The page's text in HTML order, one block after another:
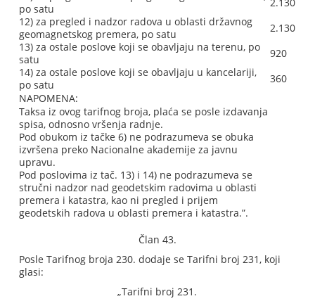
po satu
12) za pregled i nadzor radova u oblasti državnog
geomagnetskog premera, po satu
2.130
13) za ostale poslove koji se obavljaju na terenu, po
satu
920
14) za ostale poslove koji se obavljaju u kancelariji,
po satu
360
NAPOMENA:
Taksa iz ovog tarifnog broja, plaća se posle izdavanja
spisa, odnosno vršenja radnje.
Pod obukom iz tačke 6) ne podrazumeva se obuka
izvršena preko Nacionalne akademije za javnu
upravu.
Pod poslovima iz tač. 13) i 14) ne podrazumeva se
stručni nadzor nad geodetskim radovima u oblasti
premera i katastra, kao ni pregled i prijem
geodetskih radova u oblasti premera i katastra.”.
Član 43.
Posle Tarifnog broja 230. dodaje se Tarifni broj 231, koji
glasi:
„Tarifni broj 231.